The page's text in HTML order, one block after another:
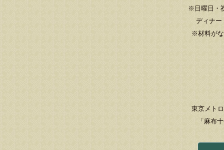
※日曜日・
ディナー
※材料が
東京メト
「麻布